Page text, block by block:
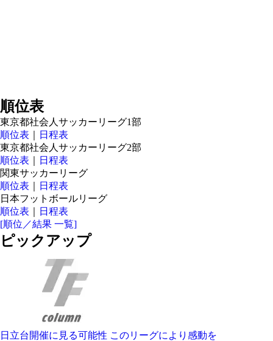
順位表
東京都社会人サッカーリーグ1部
順位表
日程表
東京都社会人サッカーリーグ2部
順位表
日程表
関東サッカーリーグ
順位表
日程表
日本フットボールリーグ
順位表
日程表
[順位／結果 一覧]
ピックアップ
日立台開催に見る可能性 このリーグにより感動を